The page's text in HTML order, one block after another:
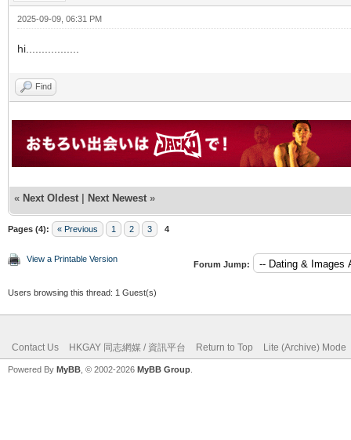
2025-09-09, 06:31 PM
hi.................
Find
« Next Oldest | Next Newest »
Pages (4): « Previous 1 2 3 4
View a Printable Version
Forum Jump:
Users browsing this thread: 1 Guest(s)
Contact Us HKGAY 同志網媒 / 資訊平台 Return to Top Lite (Archive) Mode
Powered By MyBB , © 2002-2026 MyBB Group